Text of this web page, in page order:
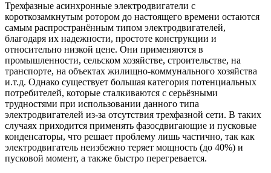
Трехфазные асинхронные электродвигатели с
короткозамкнутым ротором до настоящего времени остаются
самым распространённым типом электродвигателей,
благодаря их надежности, простоте конструкции и
относительно низкой цене. Они применяются в
промышленности, сельском хозяйстве, строительстве, на
транспорте, на объектах жилищно-коммунального хозяйства
и.т.д. Однако существует большая категория потенциальных
потребителей, которые сталкиваются с серьёзными
трудностями при использовании данного типа
электродвигателей из-за отсутствия трехфазной сети. В таких
случаях приходится применять фазосдвигающие и пусковые
конденсаторы, что решает проблему лишь частично, так как
электродвигатель неизбежно теряет мощность (до 40%) и
пусковой момент, а также быстро перегревается.